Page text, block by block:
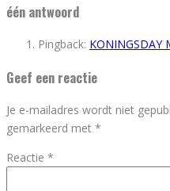
één antwoord
Pingback: KONINGSDAY
Geef een reactie
Je e-mailadres wordt niet
gemarkeerd met *
Reactie *